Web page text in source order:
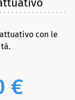
con le
€